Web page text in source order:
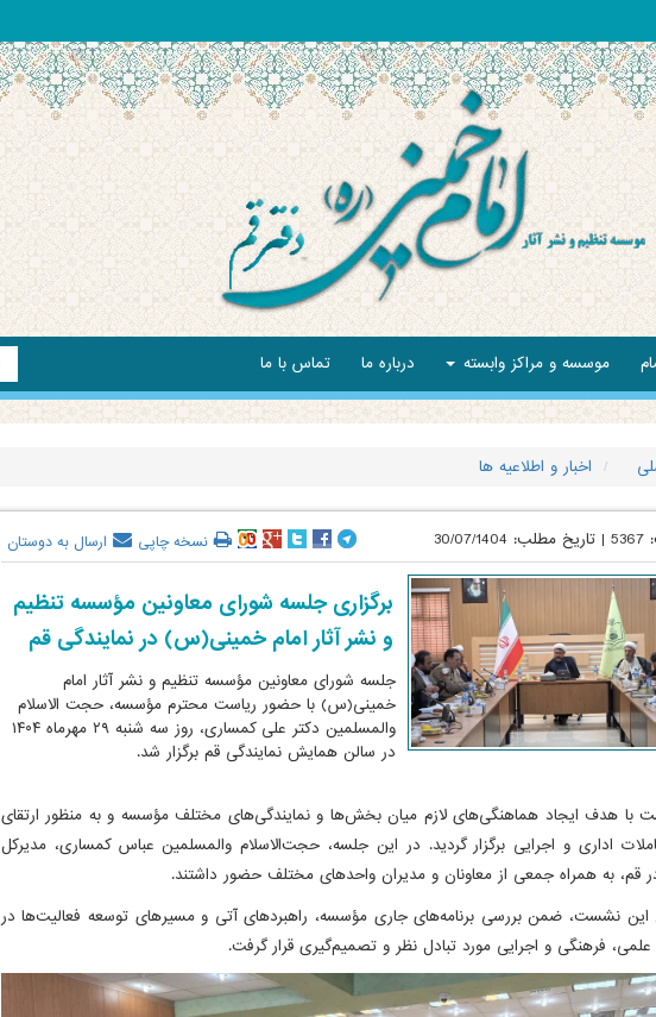
موسسه و مراکز وابسته درباره ما تماس با ما
اخبار و اطلاعیه ها
5367
| تاریخ مطلب: 30/07/1404 نسخه چاپی ارسال به دوستان
برگزاری جلسه شورای معاونین مؤسسه تنظیم
و نشر آثار امام خمینی(س) در نمایندگی قم
جلسه شورای معاونین مؤسسه تنظیم و نشر آثار امام
خمینی(س) با حضور ریاست محترم مؤسسه، حجت الاسلام
والمسلمین دکتر علی کمساری، روز سه شنبه ۲۹ مهرماه ۱۴۰۴
در سالن همایش نمایندگی قم برگزار شد.
با هدف ایجاد هماهنگی‌های لازم میان بخش‌ها و نمایندگی‌های مختلف مؤسسه و به منظور ارتقای
اداری و اجرایی برگزار گردید. در این جلسه، حجت‌الاسلام والمسلمین عباس کمساری، مدیرکل
قم، به همراه جمعی از معاونان و مدیران واحدهای مختلف حضور داشتند.
این نشست، ضمن بررسی برنامه‌های جاری مؤسسه، راهبردهای آتی و مسیرهای توسعه فعالیت‌ها در
فرهنگی و اجرایی مورد تبادل نظر و تصمیم‌گیری قرار گرفت.